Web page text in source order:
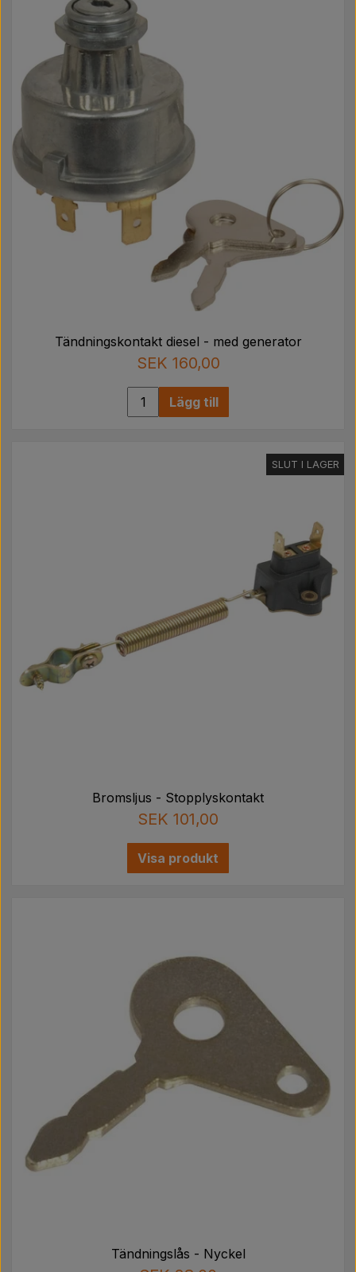
Tändningskontakt diesel - med generator
SEK 160,00
Lägg till
SLUT I LAGER
Bromsljus - Stopplyskontakt
SEK 101,00
Visa produkt
Tändningslås - Nyckel